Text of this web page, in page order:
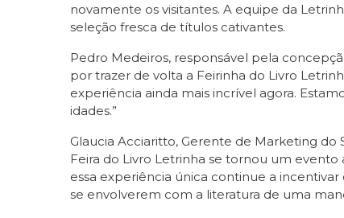
novamente os visitantes. A equipe da
seleção fresca de títulos cativantes.
Pedro Medeiros, responsável pela
por trazer de volta a Feirinha do Livro
experiência ainda mais incrível agora.
idades.”
Glaucia Acciaritto, Gerente de Marketing
Feira do Livro Letrinha se tornou um
essa experiência única continue a
se envolverem com a literatura de uma